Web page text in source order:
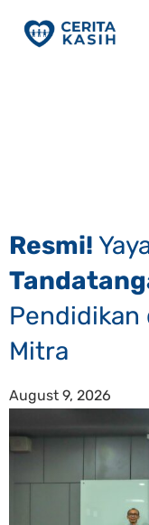
Resmi!
Pendidikan
Mitra
August 9, 2026